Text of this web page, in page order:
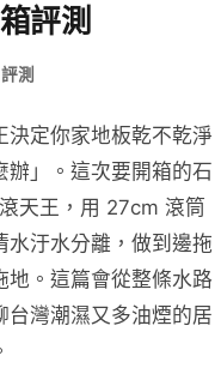
評測
測
決定你家地板乾不乾淨
辦」。這次要開箱的石
天王，用 27cm 滾筒
水汙水分離，做到邊拖
地。這篇會從整條水路
台灣潮濕又多油煙的居